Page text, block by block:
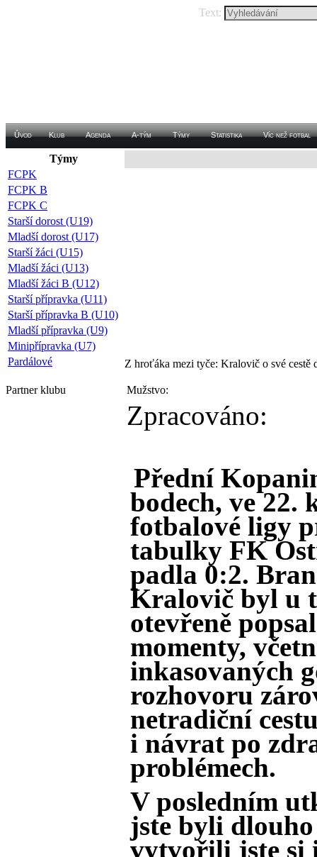
Text:
Úvod Klub Agenda A-tým Týmy Statistika Víc než fotbal
Týmy
FCPK
FCPK B
FCPK C
Starší dorost (U19)
Mladší dorost (U17)
Starší žáci (U15)
Mladší žáci (U13)
Mladší žáci B (U12)
Starší přípravka (U11)
Starší přípravka B (U10)
Mladší přípravka (U9)
Minipřípravka (U7)
Pardálové
Partnerklubu
Z hroťáka mezi tyče: Kralovič o své cestě
Mužstvo:
Zpracováno:
Přední
bodech, ve 22.
fotbalové ligy
tabulky FK
padla 0:2.
Kralovič byl u
otevřeně
momenty,
inkasovaných
rozhovoru
netradiční
i návrat po
problémech.
V posledním
jste byli
vytvořili jste si